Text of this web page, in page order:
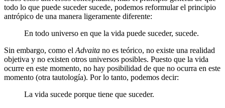
todo lo que puede suceder sucede, podemos reformular el principio
antrópico de una manera ligeramente diferente:
En todo universo en que la vida puede suceder, sucede.
Sin embargo, como el Advaita no es teórico, no existe una realidad
objetiva y no existen otros universos posibles. Puesto que la vida
ocurre en este momento, no hay posibilidad de que no ocurra en este
momento (otra tautología). Por lo tanto, podemos decir:
La vida sucede porque tiene que suceder.